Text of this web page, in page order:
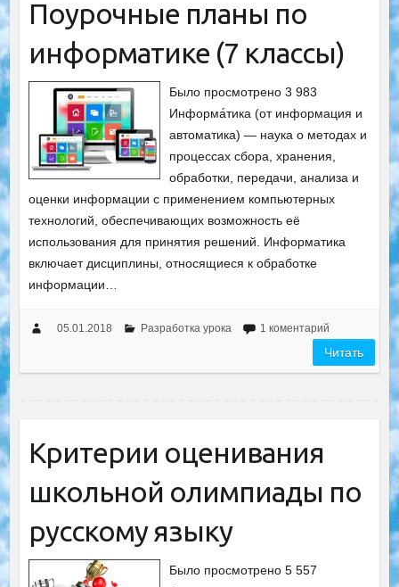
Поурочные планы по
информатике (7 классы)
Было просмотрено 3 983
Информа́тика (от информация и
автоматика) — наука о методах и
процессах сбора, хранения,
обработки, передачи, анализа и
оценки информации с применением компьютерных
технологий, обеспечивающих возможность её
использования для принятия решений. Информатика
включает дисциплины, относящиеся к обработке
информации…
05.01.2018 Разработка урока 1 коментарий
Читать
Критерии оценивания
школьной олимпиады по
русскому языку
Было просмотрено 5 557